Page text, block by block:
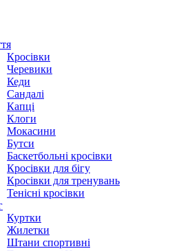
Кросівки
Черевики
Кеди
Сандалі
Капці
Клоги
Мокасини
Бутси
Баскетбольні кросівки
Кросівки для бігу
Кросівки для тренувань
Тенісні кросівки
Куртки
Жилетки
Штани спортивні